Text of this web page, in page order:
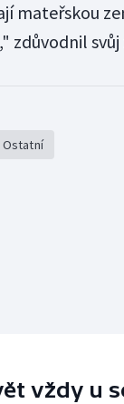
mateřskou
zdůvodnil svůj
Ostatní
vždy u